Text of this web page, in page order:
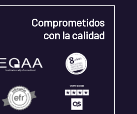
Comprometidos
con la calidad